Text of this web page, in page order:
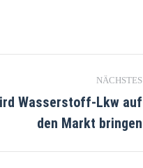
NÄCHSTES
Wasserstoff-Lkw auf
den Markt bringen